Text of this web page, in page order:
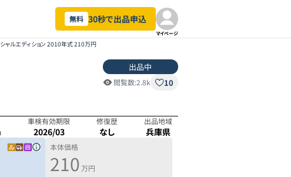
無料 30秒で出品申込
マイページ
ャルエディション 2010年式 210万円
出品中
閲覧数:2.8k 10
車検有効期限
2026/03
修復歴
なし
出品地域
兵庫県
本体価格
210 万円